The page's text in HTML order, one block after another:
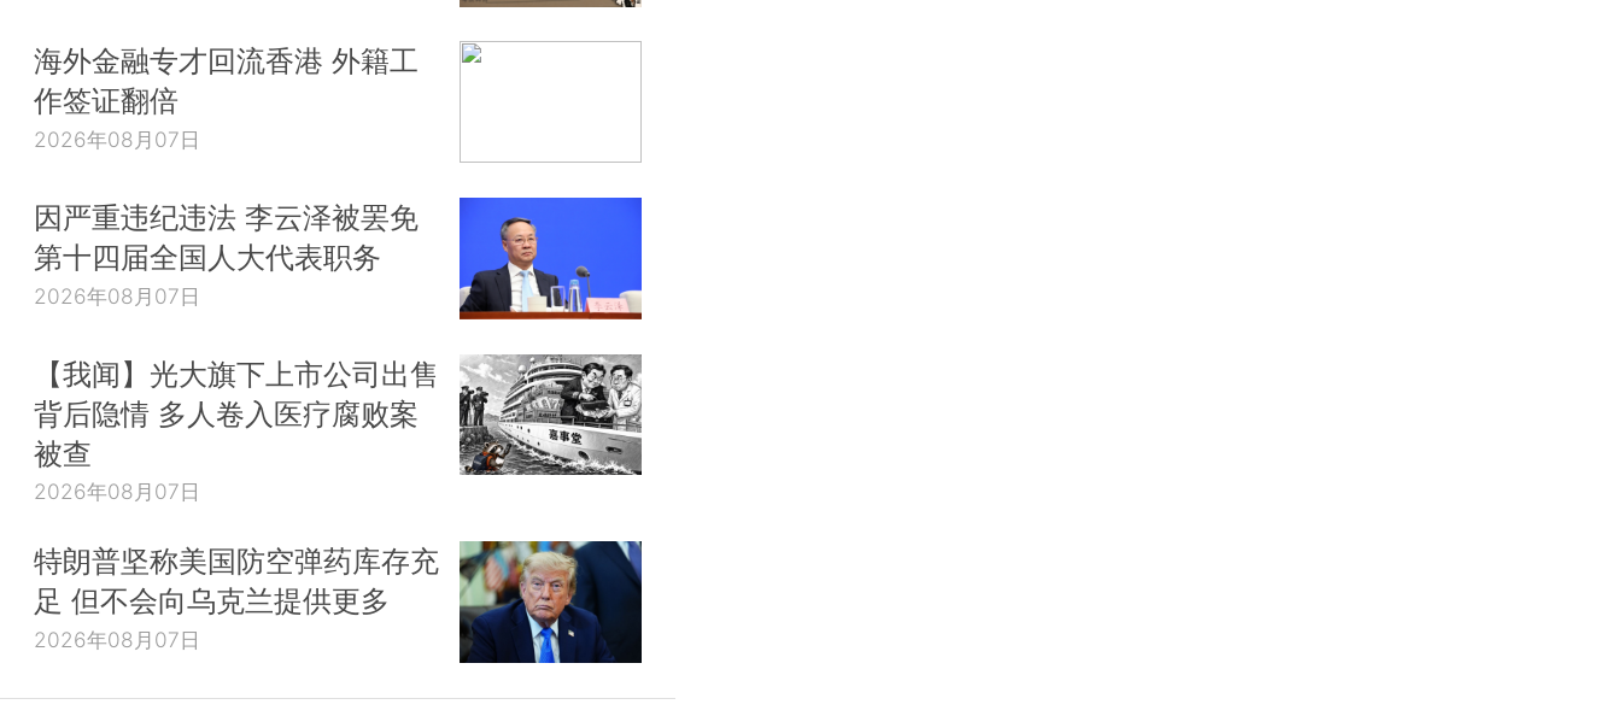
海外金融专才回流香港 外籍工
作签证翻倍
2026年08月07日
因严重违纪违法 李云泽被罢免
第十四届全国人大代表职务
2026年08月07日
【我闻】光大旗下上市公司出售
背后隐情 多人卷入医疗腐败案
被查
2026年08月07日
特朗普坚称美国防空弹药库存充
足 但不会向乌克兰提供更多
2026年08月07日